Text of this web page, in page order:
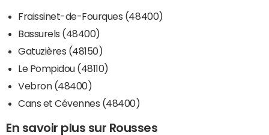
Fraissinet-de-Fourques (48400)
Bassurels (48400)
Gatuzières (48150)
Le Pompidou (48110)
Vebron (48400)
Cans et Cévennes (48400)
En savoir plus sur Rousses